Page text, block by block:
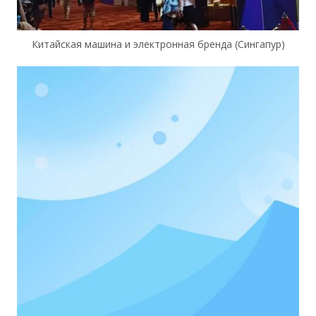
Китайская машина и электронная бренда (Сингапур)